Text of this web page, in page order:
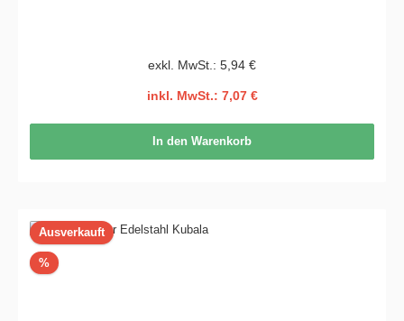
exkl. MwSt.: 5,94 €
inkl. MwSt.: 7,07 €
In den Warenkorb
Ausverkauft
%Rabatt